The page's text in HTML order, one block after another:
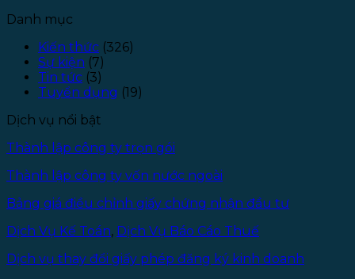
sở
hưởng
lợi
(Beneficial
Owner)
theo
Luật
Doanh
nghiệp
2025
Danh mục
Kiến thức (326)
Sự kiện (7)
Tin tức (3)
Tuyển dụng (19)
Dịch vụ nổi bật
Thành lập công ty trọn gói
Thành lập công ty vốn nước ngoài
Bảng giá điều chỉnh giấy chứng nhận đầu tư
Dịch Vụ Kế Toán, Dịch Vụ Báo Cáo Thuế
Dịch vụ thay đổi giấy phép đăng ký kinh doanh